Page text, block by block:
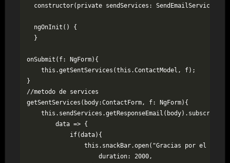
constructor(private sendServices: SendEmailService,
  ngOnInit() {
  }
onSubmit(f: NgForm){
    this.getSentServices(this.ContactModel, f);
}
//metodo de services
getSentServices(body:ContactForm, f: NgForm){
    this.sendServices.getResponseEmail(body).subscribe(
        data => {
            if(data){
this.snackBar.open("Gracias por el
                    duration: 2000,